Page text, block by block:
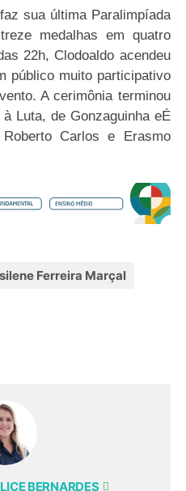
sua última Paralimpíada
medalhas em quatro
22h, Clodoaldo acendeu
público muito participativo
A cerimônia terminou
Luta, de Gonzaguinha eÉ
Carlos e Erasmo
Ferreira Marçal
BERNARDES